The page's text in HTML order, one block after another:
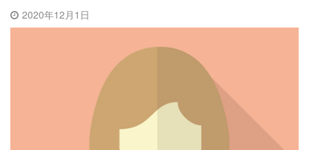
2020年12月1日